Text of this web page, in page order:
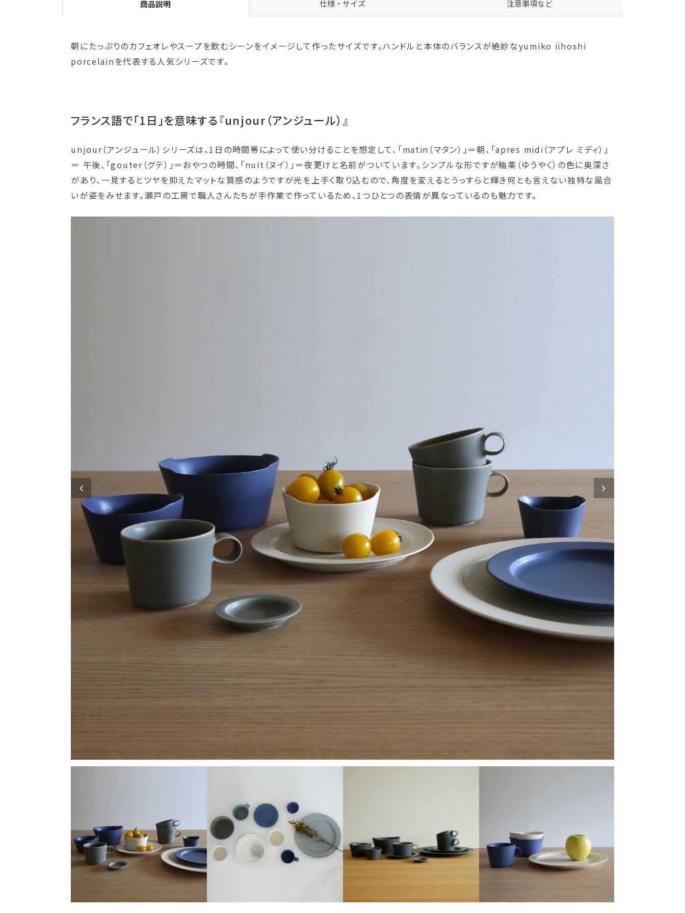
商品説明 仕様・サイズ 注意事項など
朝にたっぷりのカフェオレやスープを飲むシーンをイメージして作ったサイズです。ハンドルと本体のバランスが絶妙なyumiko iihoshi
porcelainを代表する人気シリーズです。
フランス語で「1日」を意味する『unjour（アンジュール）』
unjour（アンジュール）シリーズは、1日の時間帯によって使い分けることを想定して、「matin（マタン）」＝朝、「apres midi（アプレ ミディ）」
＝ 午後、「gouter（グテ）」＝おやつの時間、「nuit（ヌイ）」＝夜更けと名前がついています。シンプルな形ですが釉薬（ゆうやく）の色に奥深さ
があり、一見するとツヤを抑えたマットな質感のようですが光を上手く取り込むので、角度を変えるとうっすらと輝き何とも言えない独特な風合
いが姿をみせます。瀬戸の工房で職人さんたちが手作業で作っているため、1つひとつの表情が異なっているのも魅力です。